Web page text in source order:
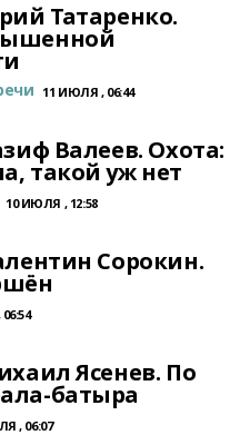
Татаренко.
11 ИЮЛЯ , 06:44
Валеев. Охота:
такой уж нет
10 ИЮЛЯ , 12:58
Сорокин.
Ясенев. По
батыра
, 06:07